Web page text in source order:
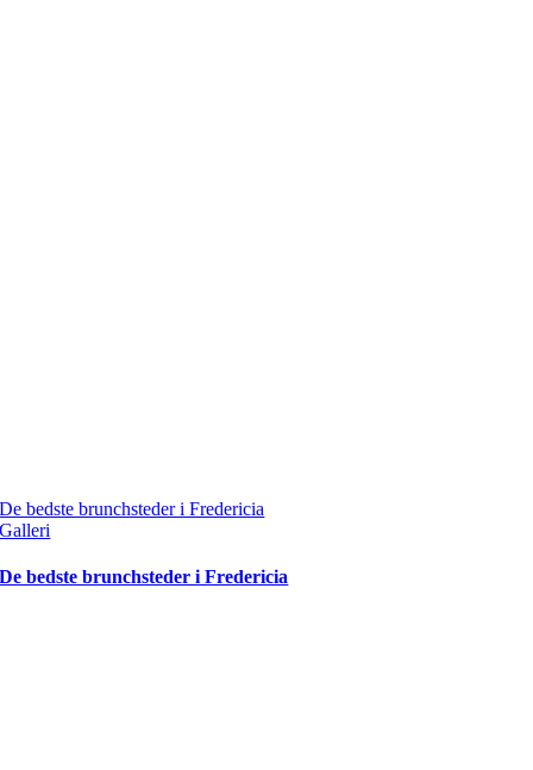
De bedste brunchsteder i Fredericia
Galleri
De bedste brunchsteder i Fredericia